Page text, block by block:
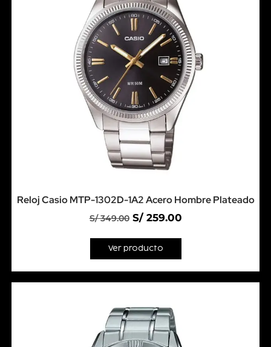
Reloj Casio MTP-1302D-1A2 Acero Hombre Plateado
S/349.00 S/259.00
Ver producto